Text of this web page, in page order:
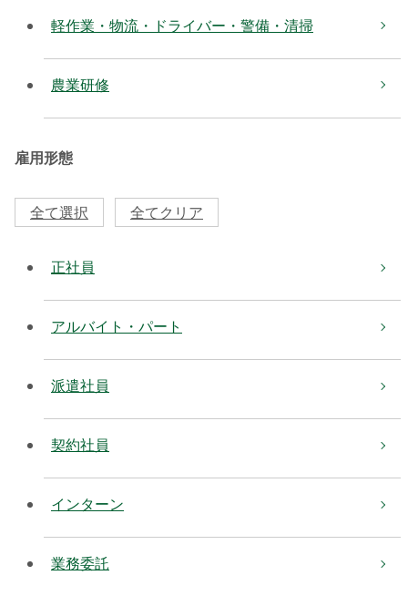
軽作業・物流・ドライバー・警備・清掃
農業研修
雇用形態
全て選択 全てクリア
正社員
アルバイト・パート
派遣社員
契約社員
インターン
業務委託